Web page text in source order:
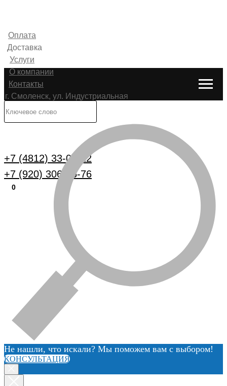
Оплата
Доставка
Услуги
О компании
Контакты
г. Смоленск, ул. Индустриальная
+7 (4812) 33-00-22
+7 (920) 306-25-76
0
Не нашли, что искали? Мы поможем вам с выбором!
КОНСУЛЬТАЦИЯ